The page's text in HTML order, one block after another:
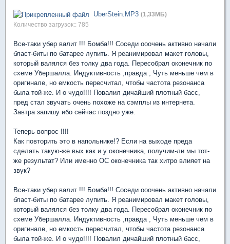
UberStein.MP3 (1,33МБ)
Количество загрузок:: 785
Все-таки убер валит !!! Бомба!!! Соседи ооочень активно начали
бласт-биты по батарее лупить. Я реанимировал макет головы,
который валялся без толку два года. Пересобрал оконечник по
схеме Убершалла. Индуктивность ,правда , Чуть меньше чем в
оригинале, но емкость пересчитал, чтобы частота резонанса
была той-же. И о чудо!!!! Повалил дичайший плотный басс,
пред стал звучать очень похоже на сэмплы из интернета.
Завтра запишу ибо сейчас поздно уже.
Теперь вопрос !!!!
Как повторить это в напольнике!? Если на выходе преда
сделать такую-же вых как и у оконечника, получим-ли мы тот-
же результат? Или именно ОС оконечника так хитро влияет на
звук?
Все-таки убер валит !!! Бомба!!! Соседи ооочень активно начали
бласт-биты по батарее лупить. Я реанимировал макет головы,
который валялся без толку два года. Пересобрал оконечник по
схеме Убершалла. Индуктивность ,правда , Чуть меньше чем в
оригинале, но емкость пересчитал, чтобы частота резонанса
была той-же. И о чудо!!!! Повалил дичайший плотный басс,